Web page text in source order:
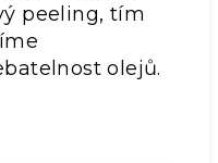
peeling, tím
olejů.